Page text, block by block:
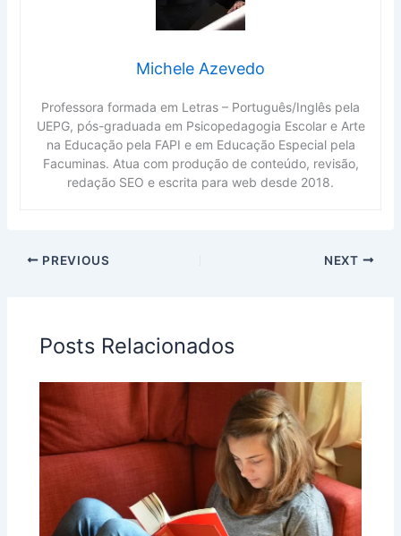
Michele Azevedo
Professora formada em Letras – Português/Inglês pela
UEPG, pós-graduada em Psicopedagogia Escolar e Arte
na Educação pela FAPI e em Educação Especial pela
Facuminas. Atua com produção de conteúdo, revisão,
redação SEO e escrita para web desde 2018.
PREVIOUS NEXT
Posts Relacionados